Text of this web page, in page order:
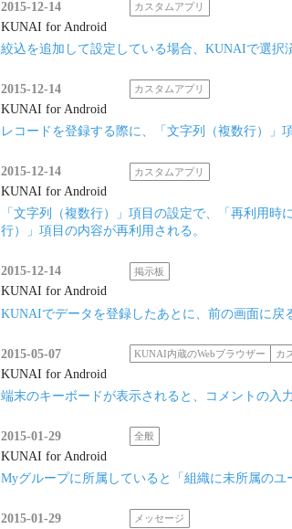
2015-12-14 カスタムアプリ
KUNAI for Android
絞込を追加して設定している場合、KUNAIで選択
2015-12-14 カスタムアプリ
KUNAI for Android
レコードを登録する際に、「文字列（複数行）」
2015-12-14 カスタムアプリ
KUNAI for Android
「文字列（複数行）」項目の設定で、「再利用
行）」項目の内容が再利用される。
2015-12-14 掲示板
KUNAI for Android
KUNAIでデータを登録したあとに、前の画面に戻
2015-05-07 KUNAI内蔵のWebブラウザー カ
KUNAI for Android
端末のキーボードが表示されると、コメントの入
2015-01-29 全般
KUNAI for Android
Myグループに所属していると「組織に未所属のユ
2015-01-29 メッセージ